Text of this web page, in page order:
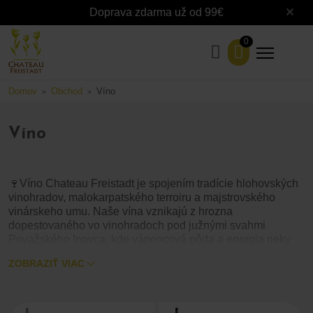
Doprava zdarma už od 99€
0
Domov > Obchod > Víno
Víno
🍷Víno Chateau Freistadt je spojením tradície hlohovských
vinohradov, malokarpatského terroiru a majstrovského
vinárskeho umu. Naše vína vznikajú z hrozna
dopestovaného vo vinohradoch pod južnými svahmi
ročníkov.
degustačné sety a hroznové mušty.
ZOBRAZIŤ VIAC